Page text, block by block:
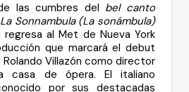
las cumbres del bel canto
La Sonnambula (La sonámbula)
regresa al Met de Nueva York
que marcará el debut
Villazón como director
casa de ópera. El italiano
por sus destacadas